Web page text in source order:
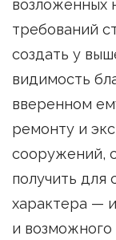
возложенных
требований
создать у
видимость
вверенном
ремонту и
сооружений,
получить для
характера —
и возможного